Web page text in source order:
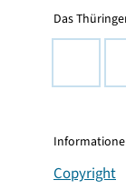
Das
Copyright